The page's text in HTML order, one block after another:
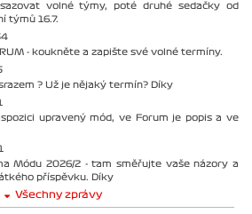
volné týmy, poté druhé sedačky od
týmů 16.7.
- koukněte a zapište své volné termíny.
? Už je nějaký termín? Díky
upravený mód, ve Forum je popis a ve
Módu 2026/2 - tam směřujte vaše názory a
příspěvku. Díky
Všechny zprávy